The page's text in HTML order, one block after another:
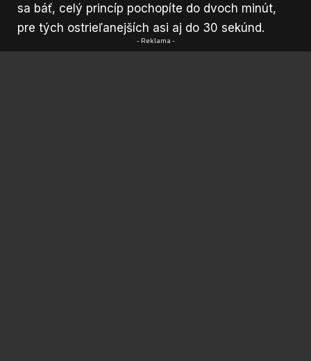
sa báť, celý princíp pochopíte do dvoch minút,
pre tých ostrieľanejších asi aj do 30 sekúnd.
- Reklama -